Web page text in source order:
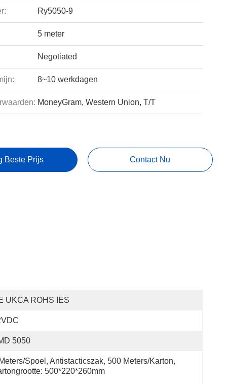
Ry5050-9
5 meter
Negotiated
8~10 werkdagen
MoneyGram, Western Union, T/T
Beste Prijs Contact Nu
UKCA ROHS IES
5050
spoel, Antistacticszak, 500 Meters/karton,
500*220*260mm